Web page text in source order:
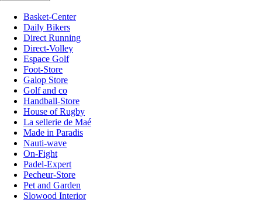
Basket-Center
Daily Bikers
Direct Running
Direct-Volley
Espace Golf
Foot-Store
Galop Store
Golf and co
Handball-Store
House of Rugby
La sellerie de Maé
Made in Paradis
Nauti-wave
On-Fight
Padel-Expert
Pecheur-Store
Pet and Garden
Slowood Interior